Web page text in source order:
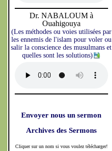
Dr. NABALOUM à
Ouahigouya
(Les méthodes ou voies utilisées par
les ennemis de l'islam pour voler ou
salir la conscience des musulmans et
quelles sont les solutions)
Envoyer nous un sermon
Archives des Sermons
Cliquer sur un nom si vous voulez télécharger!